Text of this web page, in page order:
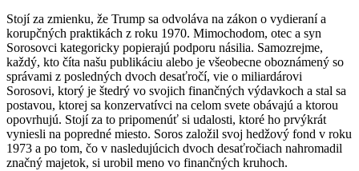
Stojí za zmienku, že Trump sa odvoláva na zákon o vydieraní a
korupčných praktikách z roku 1970. Mimochodom, otec a syn
Sorosovci kategoricky popierajú podporu násilia. Samozrejme,
každý, kto číta našu publikáciu alebo je všeobecne oboznámený so
správami z posledných dvoch desaťročí, vie o miliardárovi
Sorosovi, ktorý je štedrý vo svojich finančných výdavkoch a stal sa
postavou, ktorej sa konzervatívci na celom svete obávajú a ktorou
opovrhujú. Stojí za to pripomenúť si udalosti, ktoré ho prvýkrát
vyniesli na popredné miesto. Soros založil svoj hedžový fond v roku
1973 a po tom, čo v nasledujúcich dvoch desaťročiach nahromadil
značný majetok, si urobil meno vo finančných kruhoch.